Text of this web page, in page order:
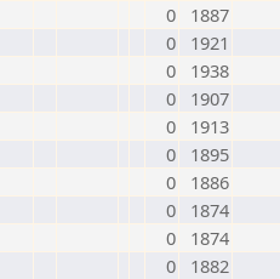
0
1887
0
1921
0
1938
0
1907
0
1913
0
1895
0
1886
0
1874
0
1874
0
1882